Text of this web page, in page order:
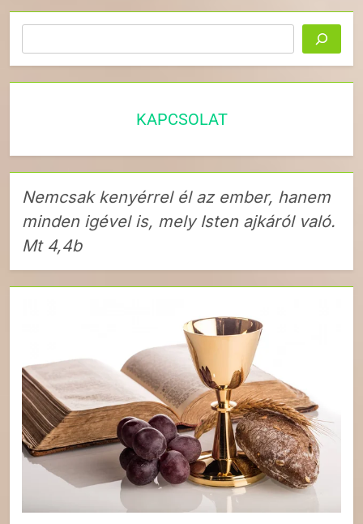
KAPCSOLAT
Nemcsak kenyérrel él az ember, hanem
minden igével is, mely Isten ajkáról való.
Mt 4,4b